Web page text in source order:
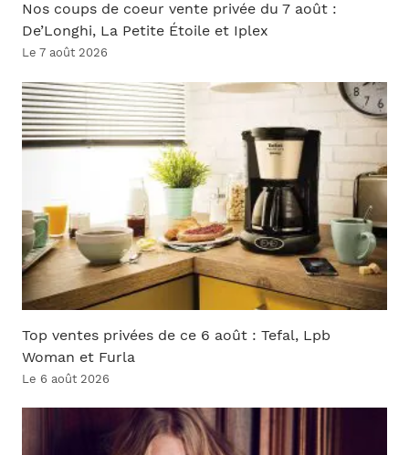
Nos coups de coeur vente privée du 7 août :
De’Longhi, La Petite Étoile et Iplex
Le 7 août 2026
Top ventes privées de ce 6 août : Tefal, Lpb
Woman et Furla
Le 6 août 2026